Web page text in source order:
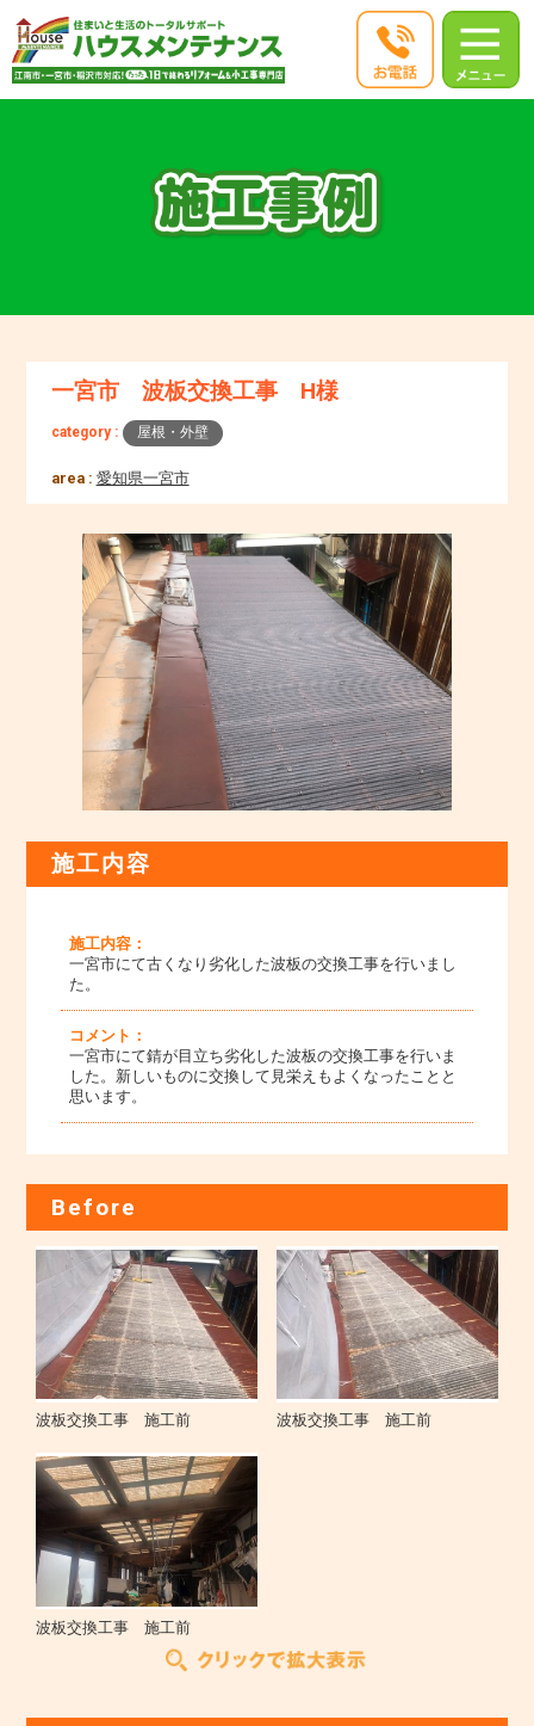
一宮市 波板交換工事 H様
category : 屋根・外壁
area : 愛知県一宮市
施工内容
施工内容：
一宮市にて古くなり劣化した波板の交換工事を行いまし
た。
コメント：
一宮市にて錆が目立ち劣化した波板の交換工事を行いま
した。新しいものに交換して見栄えもよくなったことと
思います。
Before
波板交換工事 施工前 波板交換工事 施工前
波板交換工事 施工前